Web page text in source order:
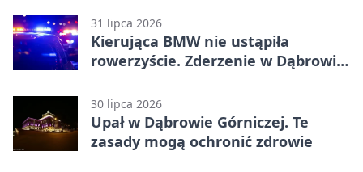
31 lipca 2026
Kierująca BMW nie ustąpiła
rowerzyście. Zderzenie w Dąbrowie
30 lipca 2026
Upał w Dąbrowie Górniczej. Te
zasady mogą ochronić zdrowie